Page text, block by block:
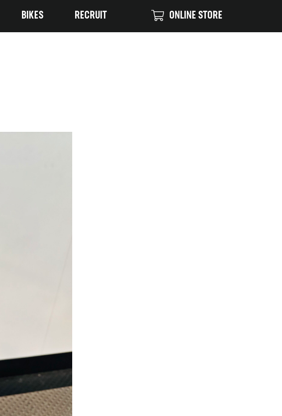
BIKES RECRUIT ONLINE STORE